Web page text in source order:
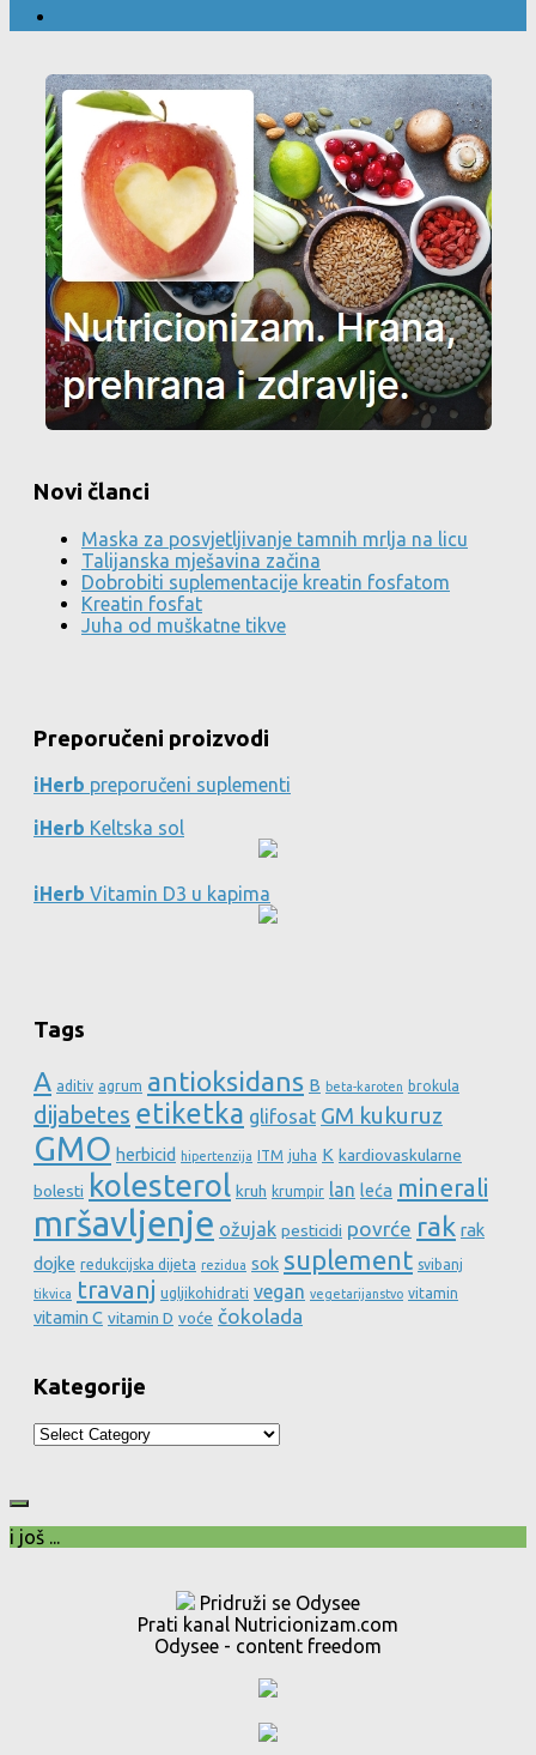
Novi članci
Maska za posvjetljivanje tamnih mrlja na licu
Talijanska mješavina začina
Dobrobiti suplementacije kreatin fosfatom
Kreatin fosfat
Juha od muškatne tikve
Preporučeni proizvodi
iHerb preporučeni suplementi
iHerb Keltska sol
iHerb Vitamin D3 u kapima
Tags
A aditiv agrum antioksidans B beta-karoten brokula
dijabetes etiketka glifosat GM kukuruz
GMO herbicid hipertenzija ITM juha K kardiovaskularne
bolesti kolesterol kruh krumpir lan leća minerali
mršavljenje ožujak pesticidi povrće rak rak
dojke redukcijska dijeta rezidua sok suplement svibanj
tikvica travanj ugljikohidrati vegan vegetarijanstvo vitamin
vitamin C vitamin D voće čokolada
Kategorije
Kategorije
i još ...
Pridruži se Odysee
Prati kanal Nutricionizam.com
Odysee - content freedom